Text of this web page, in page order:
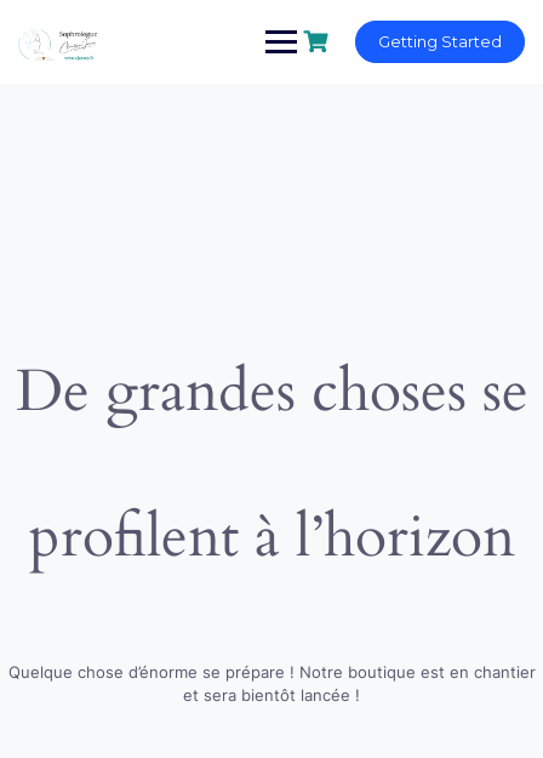
content
Getting Started
De grandes choses se
profilent à l’horizon
Quelque chose d’énorme se prépare ! Notre boutique est en chantier
et sera bientôt lancée !